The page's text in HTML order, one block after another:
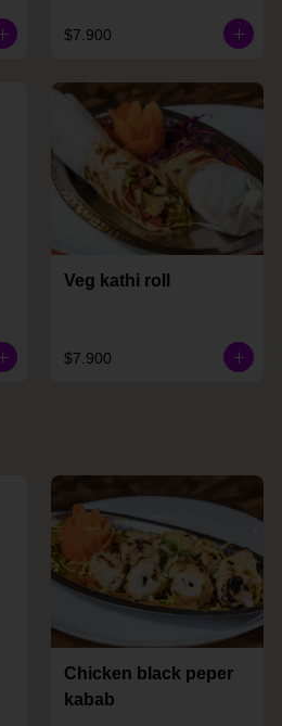
$7.900
Veg kathi roll
$7.900
Chicken black peper
kabab